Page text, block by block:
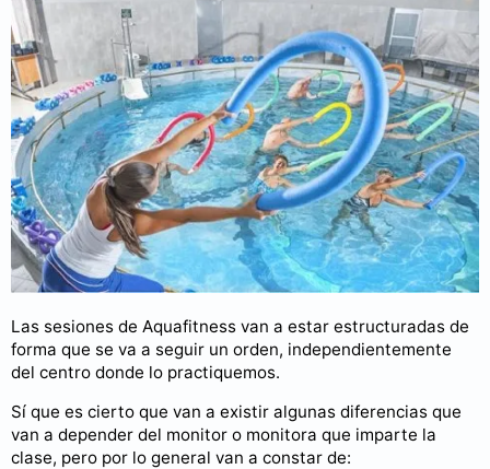
Las sesiones de Aquafitness van a estar estructuradas de
forma que se va a seguir un orden, independientemente
del centro donde lo practiquemos.
Sí que es cierto que van a existir algunas diferencias que
van a depender del monitor o monitora que imparte la
clase, pero por lo general van a constar de: